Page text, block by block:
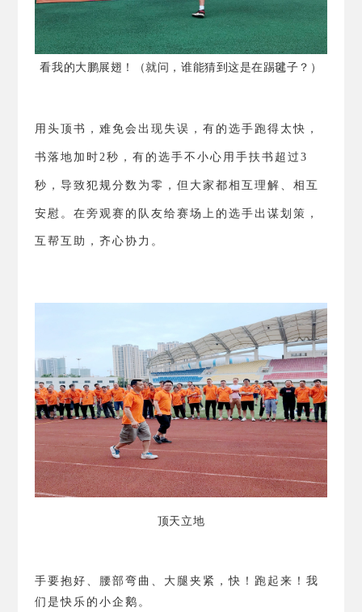
看我的大鹏展翅！（就问，谁能猜到这是在踢毽子？）
用头顶书，难免会出现失误，有的选手跑得太快，
书落地加时 2 秒，有的选手不小心用手扶书超过 3
秒，导致犯规分数为零，但大家都相互理解、相互
安慰。 在旁观赛的队友给赛场上的选手出谋划策，
互帮互助，齐心协力。
顶天立地
手要抱好、腰部弯曲、大腿夹紧，快！跑起来！我
们是快乐的小企鹅。